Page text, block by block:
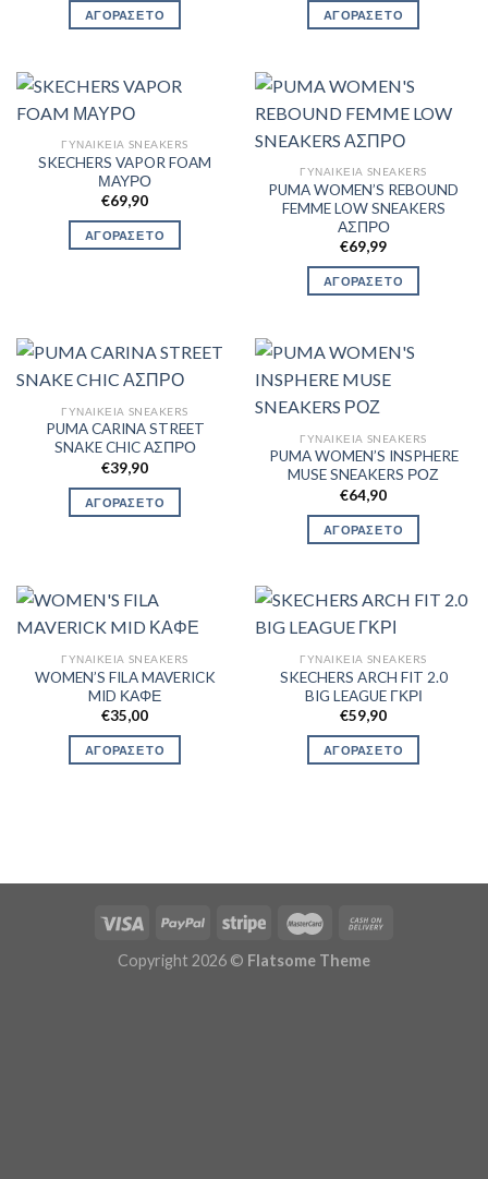
ΑΓΟΡΑΣΕ ΤΟ ΑΓΟΡΑΣΕ ΤΟ
ΓΥΝΑΙΚΕΊΑ SNEAKERS
SKECHERS VAPOR FOAM
ΜΑΥΡΟ
€69,90
ΑΓΟΡΑΣΕ ΤΟ
ΓΥΝΑΙΚΕΊΑ SNEAKERS
PUMA WOMEN’S REBOUND
FEMME LOW SNEAKERS
ΑΣΠΡΟ
€69,99
ΑΓΟΡΑΣΕ ΤΟ
ΓΥΝΑΙΚΕΊΑ SNEAKERS
PUMA CARINA STREET
SNAKE CHIC ΑΣΠΡΟ
€39,90
ΑΓΟΡΑΣΕ ΤΟ
ΓΥΝΑΙΚΕΊΑ SNEAKERS
PUMA WOMEN’S INSPHERE
MUSE SNEAKERS ΡΟΖ
€64,90
ΑΓΟΡΑΣΕ ΤΟ
ΓΥΝΑΙΚΕΊΑ SNEAKERS
WOMEN’S FILA MAVERICK
MID ΚΑΦΕ
€35,00
ΑΓΟΡΑΣΕ ΤΟ
ΓΥΝΑΙΚΕΊΑ SNEAKERS
SKECHERS ARCH FIT 2.0
BIG LEAGUE ΓΚΡΙ
€59,90
ΑΓΟΡΑΣΕ ΤΟ
Copyright 2026 © Flatsome Theme